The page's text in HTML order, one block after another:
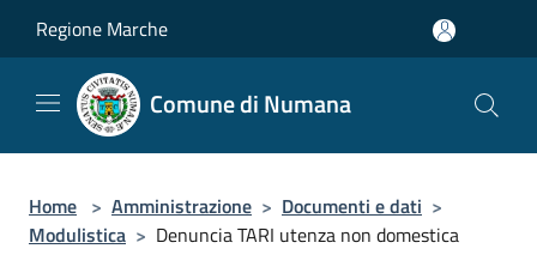
Regione Marche
Comune di Numana
Home > Amministrazione > Documenti e dati >
Modulistica > Denuncia TARI utenza non domestica